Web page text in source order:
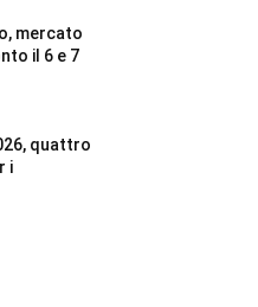
mercato
il 6 e 7
quattro
i